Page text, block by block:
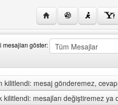
Yazarın web sitesini
mesajları göster:
kilitlendi: mesaj gönderemez,
kilitlendi: mesajları değiştiremez ya